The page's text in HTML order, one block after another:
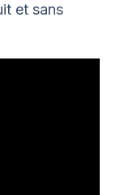
et sans